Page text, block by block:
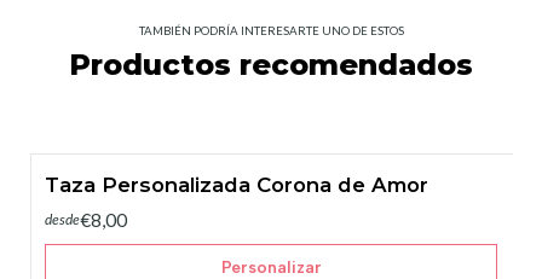
TAMBIÉN PODRÍA INTERESARTE UNO DE ESTOS
Productos recomendados
Taza Personalizada Corona de Amor
desde€8,00
Personalizar